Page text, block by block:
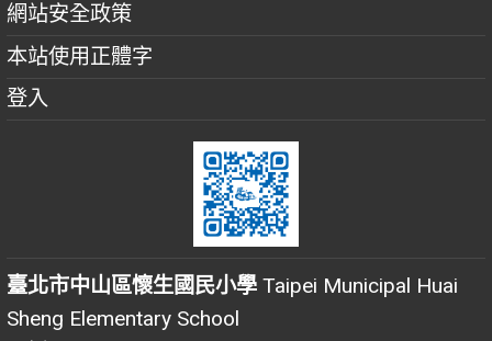
網站安全政策
本站使用正體字
登入
臺北市中山區懷生國民小學 Taipei Municipal Huai
Sheng Elementary School